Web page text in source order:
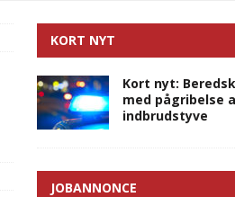
KORT NYT
Kort nyt:
med pågribelse
indbrudstyve
JOBANNONCE